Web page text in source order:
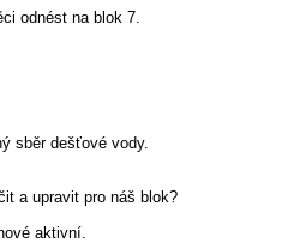
odnést na blok 7.
sběr dešťové vody.
a upravit pro náš blok?
aktivní.